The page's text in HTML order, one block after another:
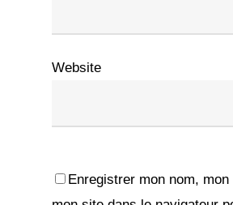
Website
Enregistrer mon nom,